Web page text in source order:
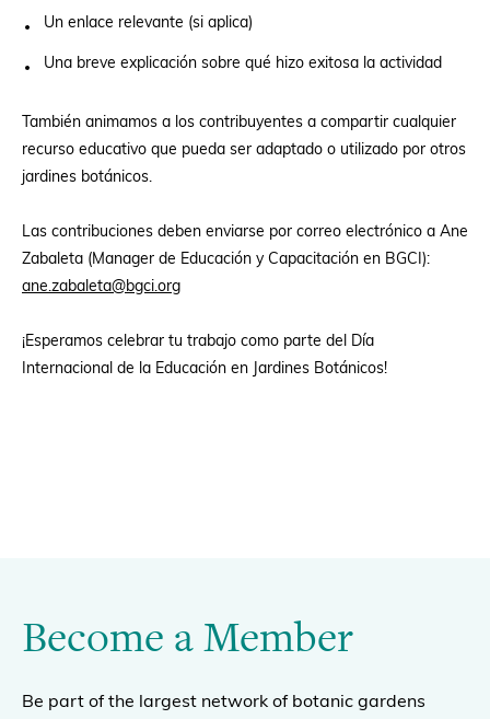
Un enlace relevante (si aplica)
Una breve explicación sobre qué hizo exitosa la actividad
También animamos a los contribuyentes a compartir cualquier
recurso educativo que pueda ser adaptado o utilizado por otros
jardines botánicos.
Las contribuciones deben enviarse por correo electrónico a Ane
Zabaleta (Manager de Educación y Capacitación en BGCI):
ane.zabaleta@bgci.org
¡Esperamos celebrar tu trabajo como parte del Día
Internacional de la Educación en Jardines Botánicos!
Become a Member
Be part of the largest network of botanic gardens